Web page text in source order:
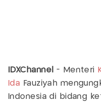
IDXChannel - Menteri
Ida Fauziyah
Indonesia di bidang